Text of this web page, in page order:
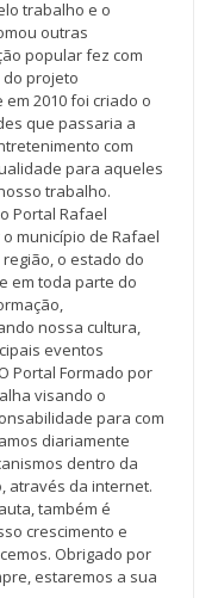
trabalho e o
outras
popular fez com
projeto
2010 foi criado o
que passaria a
com
para aqueles
trabalho.
Portal Rafael
município de Rafael
o estado do
em toda parte do
nossa cultura,
eventos
Portal Formado por
visando o
para com
diariamente
dentro da
através da internet.
também é
crescimento e
Obrigado por
estaremos a sua